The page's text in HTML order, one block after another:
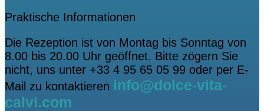
Praktische Informationen
Die Rezeption ist von Montag bis Sonntag von
8.00 bis 20.00 Uhr geöffnet. Bitte zögern Sie
nicht, uns unter +33 4 95 65 05 99 oder per E-
Mail zu kontaktieren info@dolce-vita-
calvi.com